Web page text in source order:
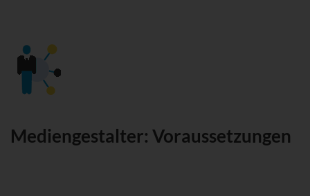
Mediengestalter: Voraussetzungen